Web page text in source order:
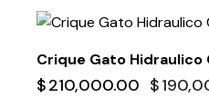
Crique Gato
$210,000.00 $